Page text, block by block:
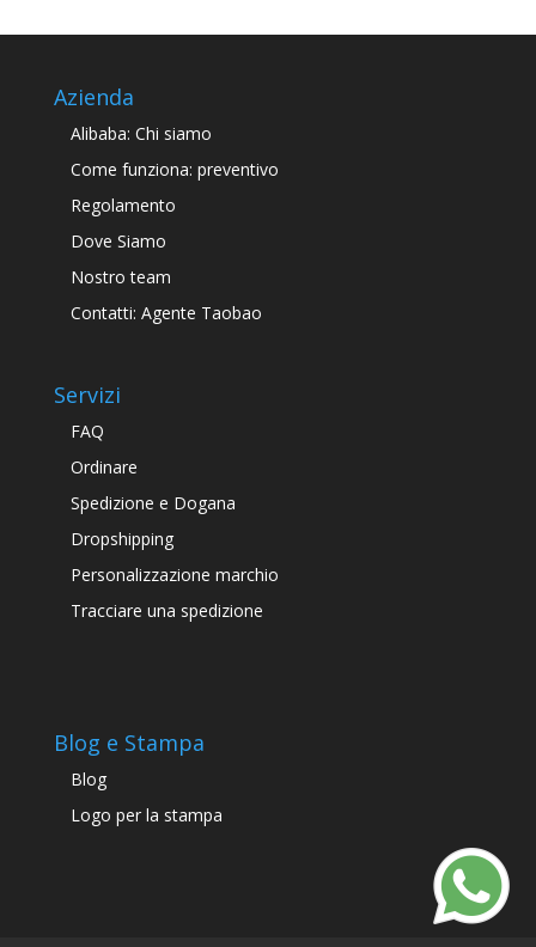
Azienda
Alibaba: Chi siamo
Come funziona: preventivo
Regolamento
Dove Siamo
Nostro team
Contatti: Agente Taobao
Servizi
FAQ
Ordinare
Spedizione e Dogana
Dropshipping
Personalizzazione marchio
Tracciare una spedizione
Blog e Stampa
Blog
Logo per la stampa